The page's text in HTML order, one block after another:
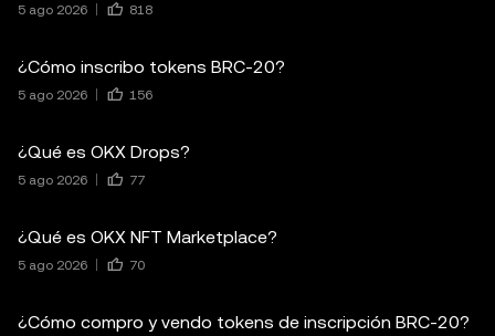
5 ago 2026 818
¿Cómo inscribo tokens BRC-20?
5 ago 2026 156
¿Qué es OKX Drops?
5 ago 2026 77
¿Qué es OKX NFT Marketplace?
5 ago 2026 70
¿Cómo compro y vendo tokens de inscripción BRC-20?